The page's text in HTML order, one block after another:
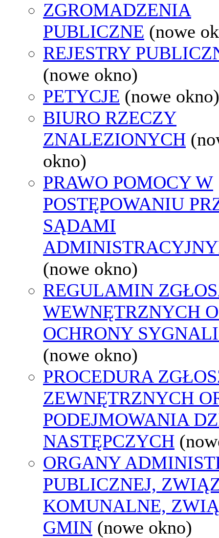
ZGROMADZENIA
PUBLICZNE (nowe
REJESTRY
(nowe okno)
PETYCJE (nowe okno)
BIURO RZECZY
ZNALEZIONYCH
okno)
PRAWO POMOCY W
POSTĘPOWANIU
SĄDAMI
(nowe okno)
REGULAMIN
WEWNĘTRZNYCH
OCHRONY
(nowe okno)
PROCEDURA
ZEWNĘTRZNYCH
PODEJMOWANIA
NASTĘPCZYCH
ORGANY
PUBLICZNEJ,
KOMUNALNE,
GMIN (nowe okno)